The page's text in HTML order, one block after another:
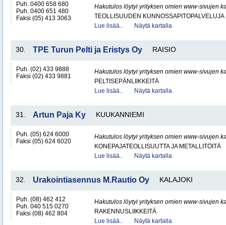
Puh. 0400 658 680
Puh. 0400 651 480
Faksi (05) 413 3063
Hakutulos löytyi yrityksen omien www-sivujen
TEOLLISUUDEN KUNNOSSAPITOPALVELUJA
Lue lisää..
Näytä kartalla
30. TPE Turun Pelti ja Eristys Oy RAISIO
Puh. (02) 433 9888
Faksi (02) 433 9881
Hakutulos löytyi yrityksen omien www-sivujen
PELTISEPÄNLIIKKEITÄ
Lue lisää..
Näytä kartalla
31. Artun Paja Ky KUUKANNIEMI
Puh. (05) 624 6000
Faksi (05) 624 6020
Hakutulos löytyi yrityksen omien www-sivujen
KONEPAJATEOLLISUUTTA JA METALLITÖITÄ
Lue lisää..
Näytä kartalla
32. Urakointiasennus M.Rautio Oy KALAJOKI
Puh. (08) 462 412
Puh. 040 515 0270
Faksi (08) 462 804
Hakutulos löytyi yrityksen omien www-sivujen
RAKENNUSLIIKKEITÄ
Lue lisää..
Näytä kartalla